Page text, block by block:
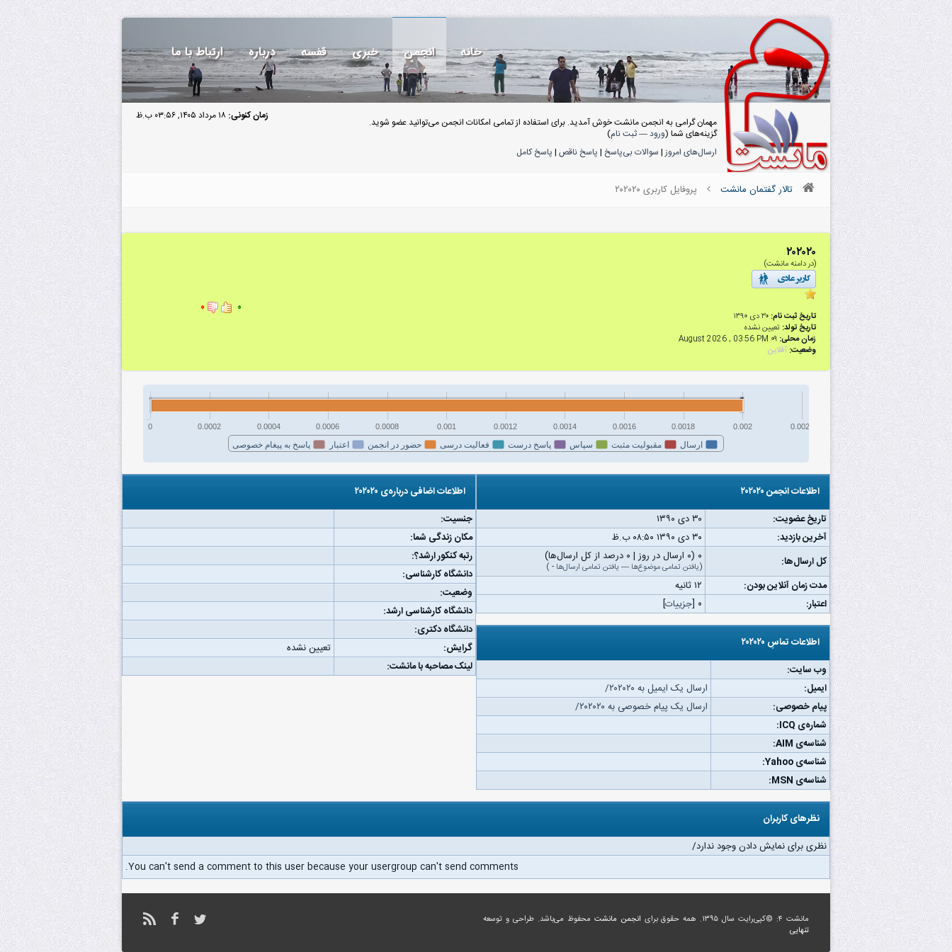
خانه انجمن خبری قفسه درباره ارتباط با ما
زمان کنونی: ۱۸ مرداد ۱۴۰۵, ۰۳:۵۶ ب.ظ
مهمان گرامی به انجمن مانشت خوش آمدید. برای استفاده از تمامی امکانات انجمن می‌توانید عضو شوید.
گزینه‌های شما (ورود—ثبت نام)
ارسال‌های امروز| سوالات بی‌پاسخ | پاسخ ناقص | پاسخ کامل
تالار گفتمان مانشت پروفایل کاربری ۲۰۲۰۲۰
۲۰۲۰۲۰
(در دامنه مانشت)
تاریخ ثبت نام: ۳۰ دى ۱۳۹۰
تاریخ تولد: تعیین نشده
زمان محلی: ۰۹ August 2026 , 03:56 PM
وضعیت: آفلاین
۰ ۰
ارسال مقبولیت مثبت سپاس پاسخ درست فعالیت درسی حضور در انجمن اعتبار پاسخ به پیغام خصوصی
0 0.0002 0.0004 0.0006 0.0008 0.001 0.0012 0.0014 0.0016 0.0018 0.002 0.0022
اطلاعات انجمن ۲۰۲۰۲۰
تاریخ عضویت:
۳۰ دى ۱۳۹۰
آخرین بازدید:
۳۰ دى ۱۳۹۰ ۰۸:۵۰ ب.ظ
کل ارسال‌ها:
۰ (۰ ارسال در روز | ۰ درصد از کل ارسال‌ها)
(یافتن تمامی موضوع‌ها — یافتن تمامی ارسال‌ها -
)
مدت زمان آنلاین بودن:
۱۲ ثانیه
اعتبار:
۰ [جزییات]
اطلاعات تماسِ ۲۰۲۰۲۰
وب‌ سایت:
ایمیل:
ارسال یک ایمیل به ۲۰۲۰۲۰/
پیام خصوصی:
ارسال یک پیام خصوصی به ۲۰۲۰۲۰/
شماره‌ی ICQ:
شناسه‌ی AIM:
شناسه‌ی Yahoo:
شناسه‌ی MSN:
اطلاعات اضافی درباره‌ی ۲۰۲۰۲۰
جنسیت:
مکان زندگی شما:
رتبه کنکور ارشد؟:
دانشگاه کارشناسی:
وضعیت:
دانشگاه کارشناسی ارشد:
دانشگاه دکتری:
گرایش:
تعیین نشده
لینک مصاحبه با مانشت:
نظرهای کاربران
نظری برای نمایش دادن وجود ندارد/
You can't send a comment to this user because your usergroup can't send comments.
مانشت ۴: ©کپی‌رایت سال ۱۳۹۵. همه حقوق برای انجمن مانشت محفوظ می‌باشد. طراحی و توسعه
تنهایی